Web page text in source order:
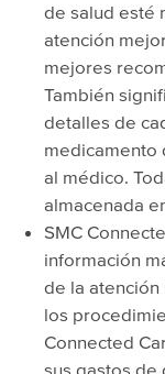
de salud esté
atención
mejores
También
detalles de
medicamento
al médico.
almacenada
SMC
información
de la atención
los
Connected
sus gastos